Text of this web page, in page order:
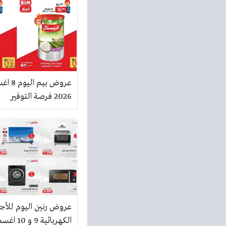
عروض
2026 فرصة التوفير
عروض رنين اليوم
الكهربائية 9 و 10 اغسطس 2026